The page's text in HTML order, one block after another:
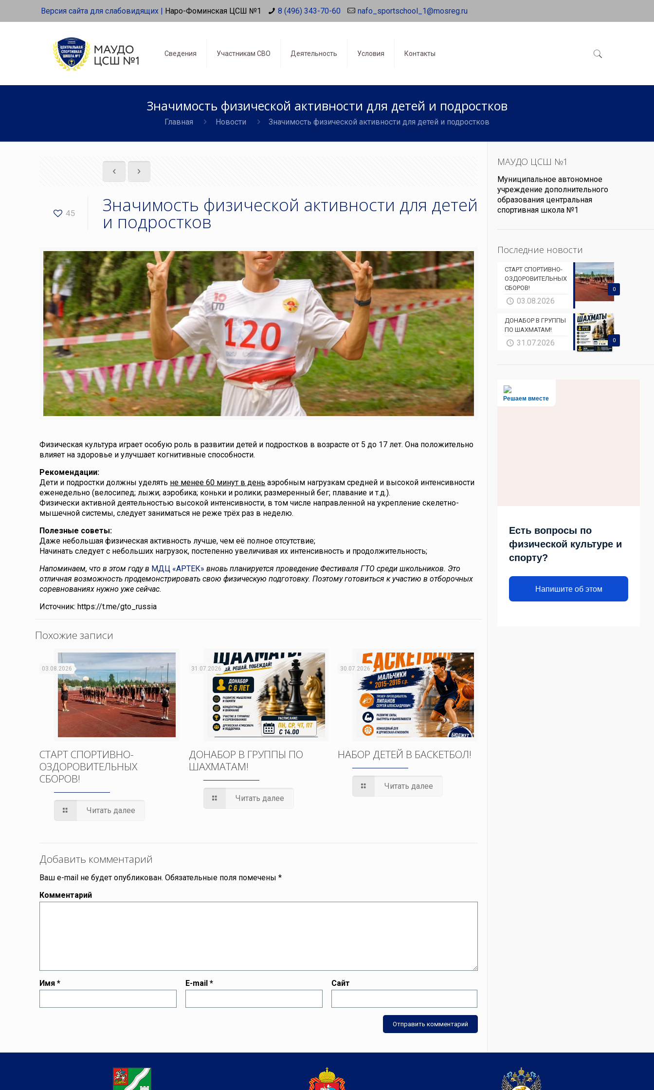
Версия сайта для слабовидящих | Наро-Фоминская ЦСШ №1 8 (496) 343-70-60 nafo_sportschool_1@mosreg.ru
Сведения Участникам СВО Деятельность Условия Контакты
Значимость физической активности для детей и подростков
Главная Новости Значимость физической активности для детей и подростков
45 Значимость физической активности для детей
и подростков
Физическая культура играет особую роль в развитии детей и подростков в возрасте от 5 до 17 лет. Она положительно
влияет на здоровье и улучшает когнитивные способности.
Рекомендации:
Дети и подростки должны уделять не менее 60 минут в день аэробным нагрузкам средней и высокой интенсивности
еженедельно (велосипед; лыжи; аэробика; коньки и ролики; размеренный бег; плавание и т.д.).
Физически активной деятельностью высокой интенсивности, в том числе направленной на укрепление скелетно-
мышечной системы, следует заниматься не реже трёх раз в неделю.
Полезные советы:
Даже небольшая физическая активность лучше, чем её полное отсутствие;
Начинать следует с небольших нагрузок, постепенно увеличивая их интенсивность и продолжительность;
Напоминаем, что в этом году в МДЦ «АРТЕК» вновь планируется проведение Фестиваля ГТО среди школьников. Это
отличная возможность продемонстрировать свою физическую подготовку. Поэтому готовиться к участию в отборочных
соревнованиях нужно уже сейчас.
Источник: https://t.me/gto_russia
Похожие записи
03.08.2026
СТАРТ СПОРТИВНО-
ОЗДОРОВИТЕЛЬНЫХ
СБОРОВ!
Читать далее
31.07.2026
ДОНАБОР В ГРУППЫ ПО
ШАХМАТАМ!
Читать далее
30.07.2026
НАБОР ДЕТЕЙ В БАСКЕТБОЛ!
Читать далее
Добавить комментарий
Ваш e-mail не будет опубликован. Обязательные поля помечены*
Комментарий
Имя* E-mail* Сайт
МАУДО ЦСШ №1
Муниципальное автономное
учреждение дополнительного
образования центральная
спортивная школа №1
Последние новости
0
СТАРТ СПОРТИВНО-
ОЗДОРОВИТЕЛЬНЫХ
СБОРОВ!
03.08.2026
0
ДОНАБОР В ГРУППЫ
ПО ШАХМАТАМ!
31.07.2026
Решаем вместе
Есть вопросы по
физической культуре и
спорту?
Напишите об этом